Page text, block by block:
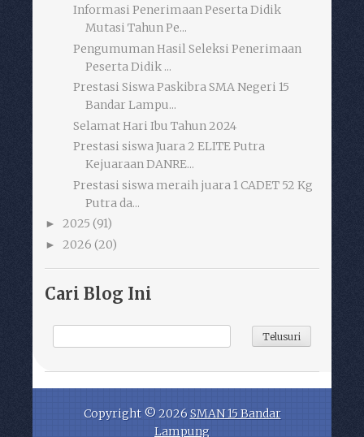
Informasi Penerimaan Peserta Didik
Mutasi Tahun Pe...
Pengumuman Hasil Seleksi Penerimaan
Peserta Didik ...
Prestasi Siswa Paskibra SMA Negeri 15
Bandar Lampu...
Selamat Hari Ibu Tahun 2024
Prestasi siswa Juara 2 ELITE Putra
Kejuaraan DANRE...
Prestasi siswa meraih juara 1 CADET 52 Kg
Putra da...
► 2025 (91)
► 2026 (20)
Cari Blog Ini
Copyright ©2026SMAN 15 Bandar
Lampung